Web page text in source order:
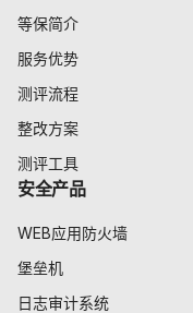
等保简介
服务优势
测评流程
整改方案
测评工具
安全产品
WEB应用防火墙
堡垒机
日志审计系统